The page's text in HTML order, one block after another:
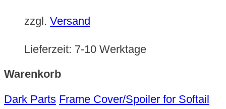
zzgl. Versand
Lieferzeit: 7-10 Werktage
Warenkorb
Dark Parts Frame Cover/Spoiler for Softail